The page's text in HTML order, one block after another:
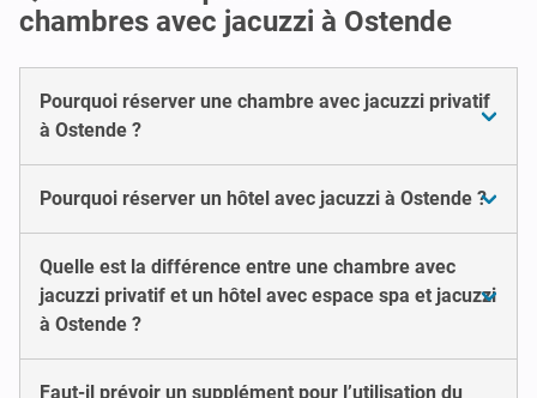
chambres avec jacuzzi à Ostende
Pourquoi réserver une chambre avec jacuzzi privatif
à Ostende ?
Pourquoi réserver un hôtel avec jacuzzi à Ostende ?
Quelle est la différence entre une chambre avec
jacuzzi privatif et un hôtel avec espace spa et jacuzzi
à Ostende ?
Faut-il prévoir un supplément pour l’utilisation du